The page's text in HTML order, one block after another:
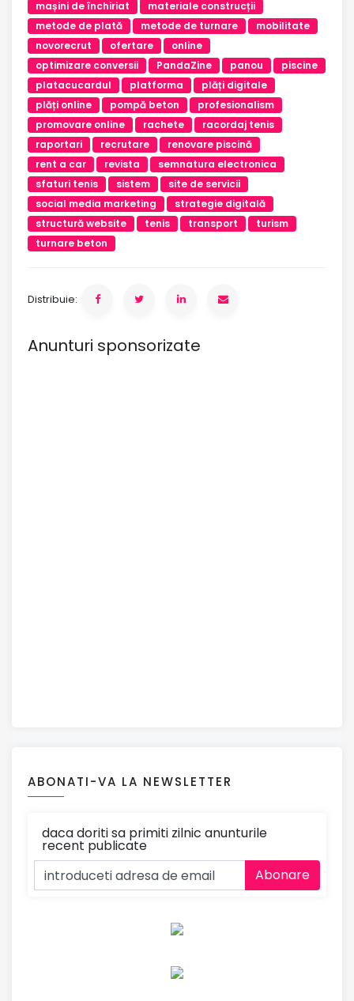
mașini de închiriat
materiale construcții
metode de plată
metode de turnare
mobilitate
novorecrut
ofertare
online
optimizare conversii
PandaZine panou
piscine
platacucardul
platforma
plăți digitale
plăți online
pompă beton
profesionalism
promovare online
rachete
racordaj tenis
raportari
recrutare
renovare piscină
rent a car
revista
semnatura electronica
sfaturi tenis
sistem
site de servicii
social media marketing
strategie digitală
structură website
tenis transport
turism
turnare beton
Distribuie:
Anunturi sponsorizate
ABONATI-VA LA NEWSLETTER
daca doriti sa primiti zilnic anunturile
recent publicate